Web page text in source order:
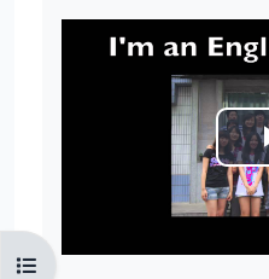
Ouvrir l’index du cours